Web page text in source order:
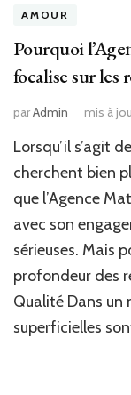
AMOUR
Pourquoi
focalise sur les
parAdmin mis à
Lorsqu’il s’agit
cherchent bien
que l’Agence
avec son
sérieuses. Mais
profondeur des
Qualité Dans un
superficielles